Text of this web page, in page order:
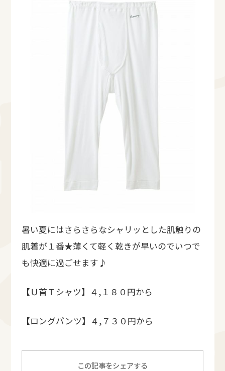
暑い夏にはさらさらなシャリッとした肌触りの
肌着が１番★薄くて軽く乾きが早いのでいつで
も快適に過ごせます♪
【Ｕ首Ｔシャツ】４,１８０円から
【ロングパンツ】４,７３０円から
この記事をシェアする